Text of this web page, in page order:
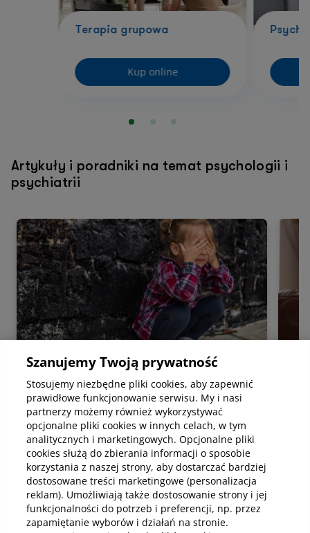
Terapia grupowa
Kup online
Artykuły i poradniki na temat psychologii i
psychiatrii
Psychologia
Rodzaje masturbacji dziecięcej – co
mieści się w normie rozwojowej
Masturbacja dziecięca to zachowania
polegające na stymulowaniu przez dziecko
własnego ciała, w tym okolic intymnych, w
celu uzyskania przyjemnych doznań. Temat
ten często budzi niepokój i wiele pytań u
rodziców oraz opiekunów, głównie dlatego, że
kojarzy się z seksualnością osób dorosłych.
Warto jednak podkreślić, że w przypadku
Czytaj
Szanujemy Twoją prywatność
Stosujemy niezbędne pliki cookies, aby zapewnić
prawidłowe funkcjonowanie serwisu. My i nasi
partnerzy możemy również wykorzystywać
opcjonalne pliki cookies w innych celach, w tym
analitycznych i marketingowych. Opcjonalne pliki
cookies służą do zbierania informacji o sposobie
korzystania z naszej strony, aby dostarczać bardziej
dostosowane treści marketingowe (personalizacja
reklam). Umożliwiają także dostosowanie strony i jej
funkcjonalności do potrzeb i preferencji, np. przez
zapamiętanie wyborów i działań na stronie.